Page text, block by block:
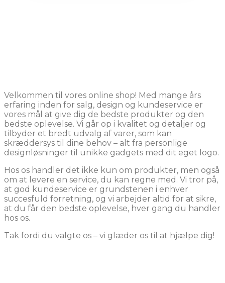
Velkommen til vores online shop! Med mange års
erfaring inden for salg, design og kundeservice er
vores mål at give dig de bedste produkter og den
bedste oplevelse. Vi går op i kvalitet og detaljer og
tilbyder et bredt udvalg af varer, som kan
skræddersys til dine behov – alt fra personlige
designløsninger til unikke gadgets med dit eget logo.
Hos os handler det ikke kun om produkter, men også
om at levere en service, du kan regne med. Vi tror på,
at god kundeservice er grundstenen i enhver
succesfuld forretning, og vi arbejder altid for at sikre,
at du får den bedste oplevelse, hver gang du handler
hos os.
Tak fordi du valgte os – vi glæder os til at hjælpe dig!